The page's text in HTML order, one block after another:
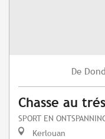
De
Chasse au
SPORT EN
Kerlouan